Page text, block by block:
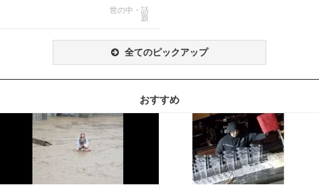
世の中・話
題
全てのピックアップ
おすすめ
記事を読む